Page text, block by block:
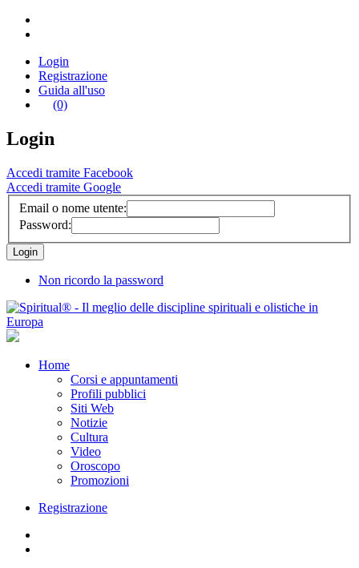
Login
Registrazione
Guida all'uso
(0)
Login
Accedi tramite Facebook
Accedi tramite Google
Email o nome utente:
Password:
Non ricordo la password
Home
Corsi e appuntamenti
Profili pubblici
Siti Web
Notizie
Cultura
Video
Oroscopo
Promozioni
Registrazione